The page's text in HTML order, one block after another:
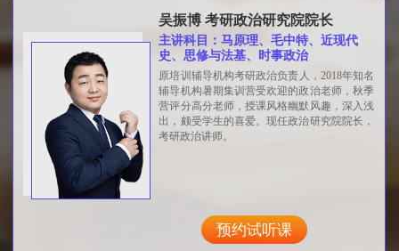
吴振博 考研政治研究院院长
主讲科目：马原理、毛中特、近现代
史、思修与法基、时事政治
原培训辅导机构考研政治负责人，2018年知名
辅导机构暑期集训营受欢迎的政治老师，秋季
营评分高分老师，授课风格幽默风趣，深入浅
出，颇受学生的喜爱。现任政治研究院院长，
考研政治讲师。
预约试听课